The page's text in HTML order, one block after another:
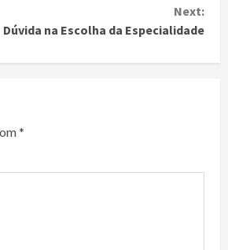
Next:
Dúvida na Escolha da Especialidade
*